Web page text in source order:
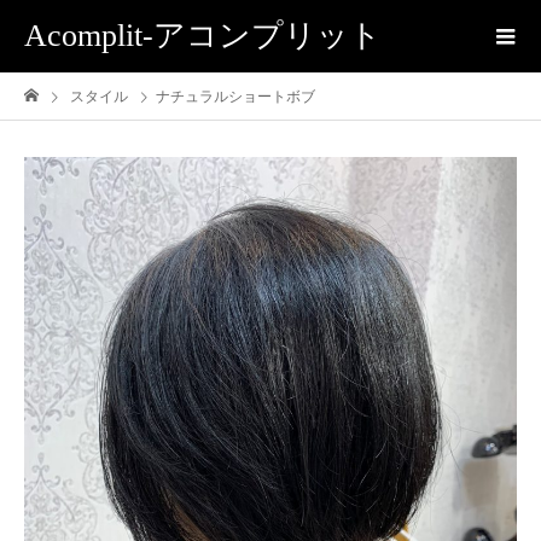
Acomplit-アコンプリット
スタイル ナチュラルショートボブ